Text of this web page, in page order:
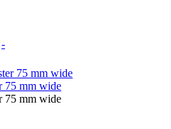
-
75 mm wide
75 mm wide